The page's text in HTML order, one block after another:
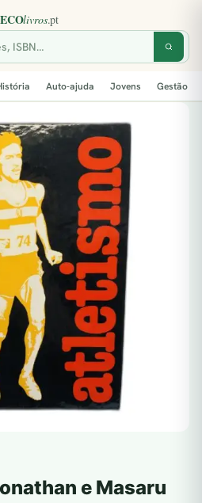
Auto-ajuda Jovens Gestão
e Masaru